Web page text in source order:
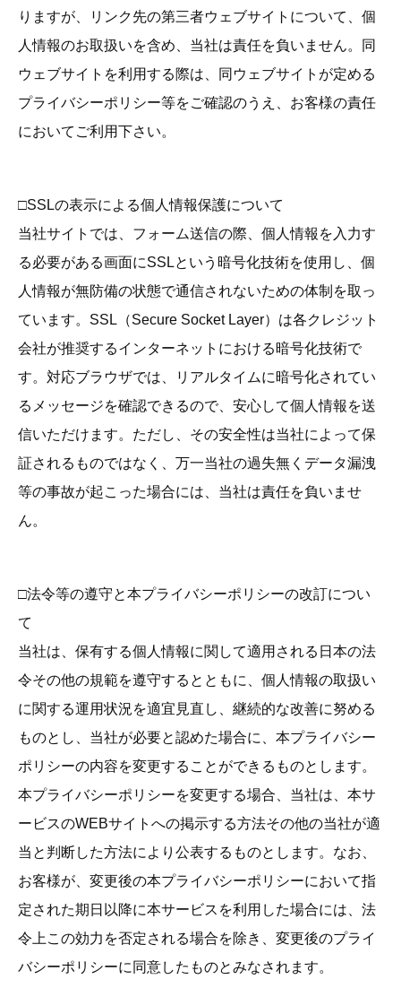
りますが、リンク先の第三者ウェブサイトについて、個
人情報のお取扱いを含め、当社は責任を負いません。同
ウェブサイトを利用する際は、同ウェブサイトが定める
プライバシーポリシー等をご確認のうえ、お客様の責任
においてご利用下さい。
□SSLの表示による個人情報保護について
当社サイトでは、フォーム送信の際、個人情報を入力す
る必要がある画面にSSLという暗号化技術を使用し、個
人情報が無防備の状態で通信されないための体制を取っ
ています。SSL（Secure Socket Layer）は各クレジット
会社が推奨するインターネットにおける暗号化技術で
す。対応ブラウザでは、リアルタイムに暗号化されてい
るメッセージを確認できるので、安心して個人情報を送
信いただけます。ただし、その安全性は当社によって保
証されるものではなく、万一当社の過失無くデータ漏洩
等の事故が起こった場合には、当社は責任を負いませ
ん。
□法令等の遵守と本プライバシーポリシーの改訂につい
て
当社は、保有する個人情報に関して適用される日本の法
令その他の規範を遵守するとともに、個人情報の取扱い
に関する運用状況を適宜見直し、継続的な改善に努める
ものとし、当社が必要と認めた場合に、本プライバシー
ポリシーの内容を変更することができるものとします。
本プライバシーポリシーを変更する場合、当社は、本サ
ービスのWEBサイトへの掲示する方法その他の当社が適
当と判断した方法により公表するものとします。なお、
お客様が、変更後の本プライバシーポリシーにおいて指
定された期日以降に本サービスを利用した場合には、法
令上この効力を否定される場合を除き、変更後のプライ
バシーポリシーに同意したものとみなされます。